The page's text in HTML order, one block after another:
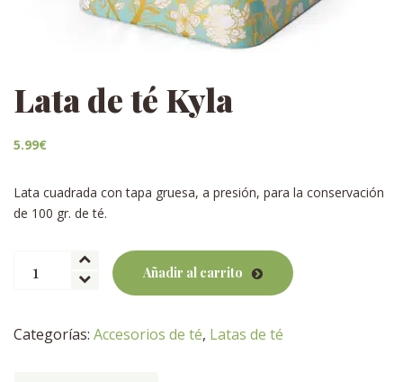
Lata de té Kyla
5.99€
Lata cuadrada con tapa gruesa, a presión, para la conservación
de 100 gr. de té.
cantidad
Añadir al carrito
Categorías: Accesorios de té, Latas de té